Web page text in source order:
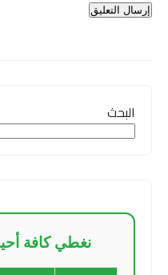
البحث
نغطي كافة أحياء